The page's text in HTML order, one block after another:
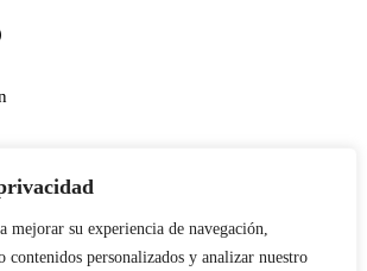
mejorar su experiencia de navegación,
contenidos personalizados y analizar nuestro